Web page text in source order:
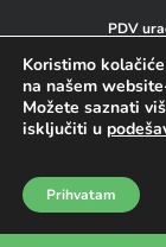
PDV
Koristimo
na našem
Možete saznati
isključiti u
Prihvatam